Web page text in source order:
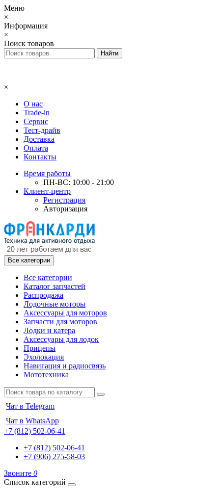
Меню
×
Информация
×
Поиск товаров
×
О нас
Trade-in
Сервис
Тест-драйв
Доставка
Оплата
Контакты
Время работы
ПН-ВС: 10:00 - 21:00
Клиент-центр
Регистрация
Авторизация
Все категории
Все категории
Каталог запчастей
Распродажа
Лодочные моторы
Аксессуары для моторов
Запчасти для моторов
Лодки и катера
Аксессуары для лодок
Прицепы
Эхолокация
Навигация и радиосвязь
Мототехника
Чат в Telegram
Чат в WhatsApp
+7 (812) 502-06-41
+7 (812) 502-06-41
+7 (906) 275-58-03
Звоните 0
Список категорий